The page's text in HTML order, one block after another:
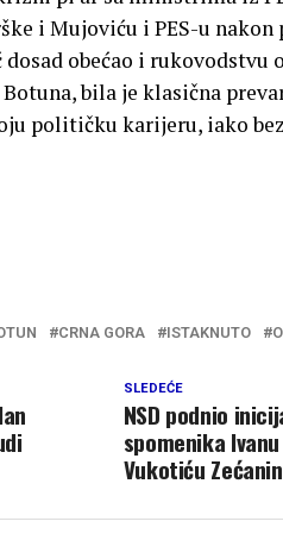
i Mujoviću i PES-u
obećao i rukovodstvu
bila je klasična
političku karijeru, iako
CRNA GORA ISTAKNUTO
SLEDEĆE
NSD podnio
spomenika
Vukotiću